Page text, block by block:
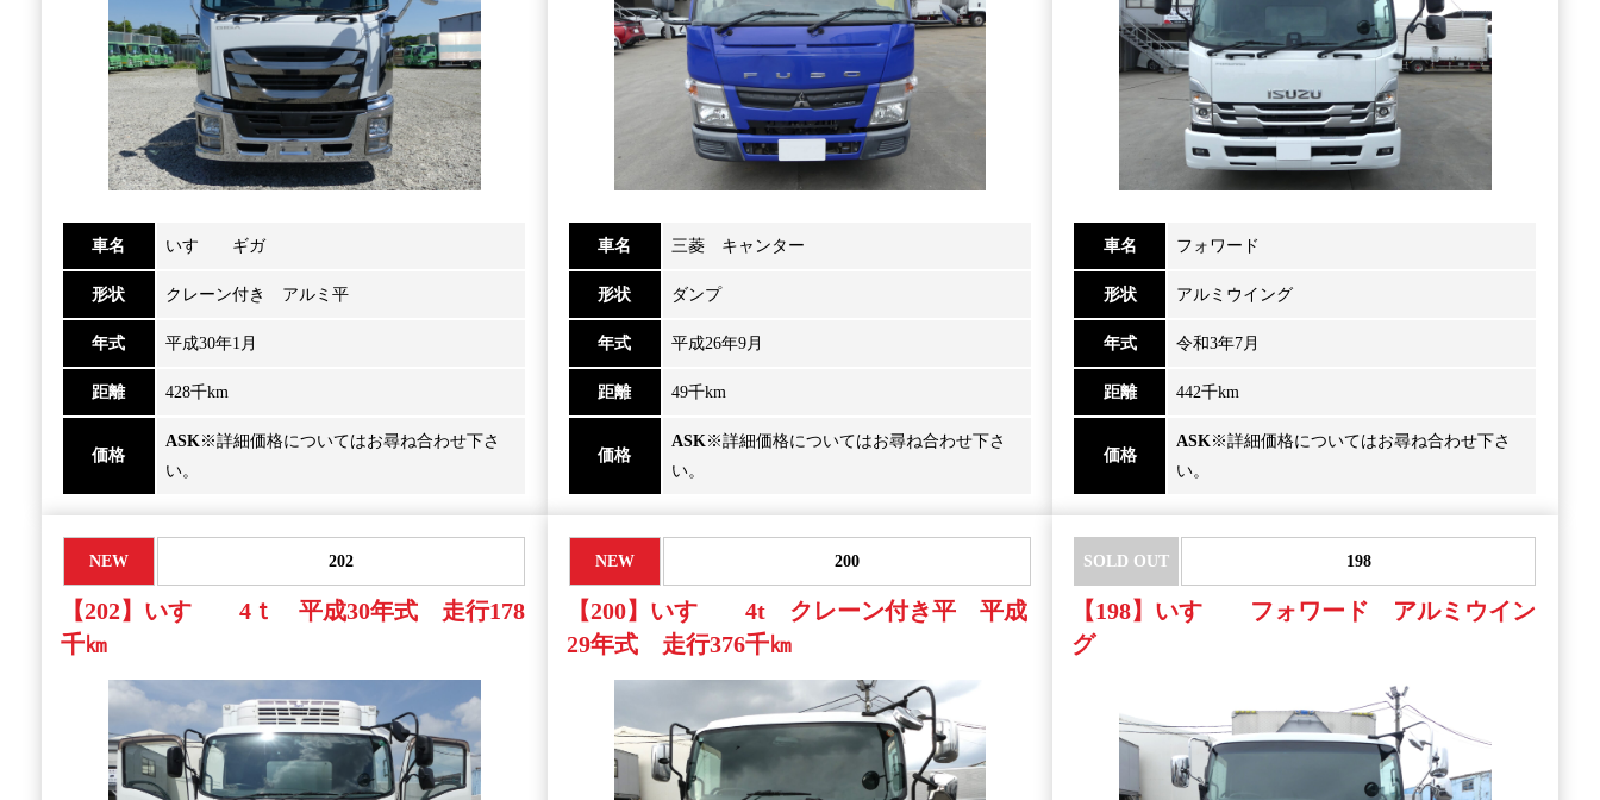
車名 いすゞ ギガ
形状 クレーン付き アルミ平
年式 平成30年1月
距離 428千km
価格
ASK※詳細価格についてはお尋ね合わせ下さ
い。
車名 三菱 キャンター
形状 ダンプ
年式 平成26年9月
距離 49千km
価格
ASK※詳細価格についてはお尋ね合わせ下さ
い。
車名 フォワード
形状 アルミウイング
年式 令和3年7月
距離 442千km
価格
ASK※詳細価格についてはお尋ね合わせ下さ
い。
NEW 202
【202】いすゞ 4ｔ 平成30年式 走行178
千㎞
NEW 200
【200】いすゞ 4t クレーン付き平 平成
29年式 走行376千㎞
SOLD OUT 198
【198】いすゞ フォワード アルミウイン
グ